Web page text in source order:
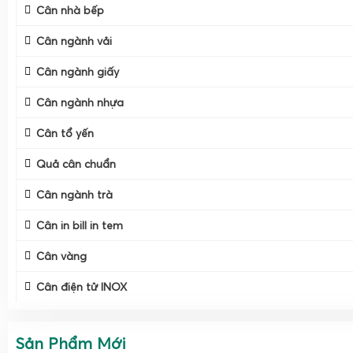
Cân nhà bếp
Cân ngành vải
Cân ngành giấy
Cân ngành nhựa
Cân tổ yến
Quả cân chuẩn
Cân ngành trà
Cân in bill in tem
Cân vàng
Cân điện tử INOX
Sản Phẩm Mới
cao, màn hình hiển thị LED hoặc LCD, bàn phím nhập